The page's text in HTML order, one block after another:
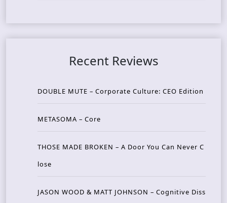
Recent Reviews
DOUBLE MUTE – Corporate Culture: CEO Edition
METASOMA – Core
THOSE MADE BROKEN – A Door You Can Never C
lose
JASON WOOD & MATT JOHNSON – Cognitive Diss